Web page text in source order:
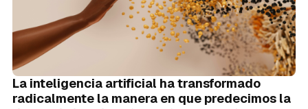
La inteligencia artificial ha transformado
radicalmente la manera en que predecimos la